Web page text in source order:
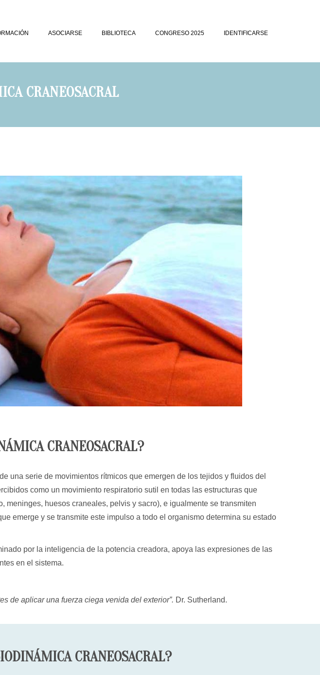
ASOCIARSE BIBLIOTECA CONGRESO 2025 IDENTIFICARSE
CRANEOSACRAL
CRANEOSACRAL?
una serie de movimientos rítmicos que emergen de los tejidos y fluidos del
como un movimiento respiratorio sutil en todas las estructuras que
huesos craneales, pelvis y sacro), e igualmente se transmiten
emerge y se transmite este impulso a todo el organismo determina su estado
por la inteligencia de la potencia creadora, apoya las expresiones de las
en el sistema.
de aplicar una fuerza ciega venida del exterior”. Dr. Sutherland.
CRANEOSACRAL?